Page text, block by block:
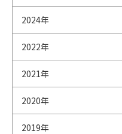
2024年
2022年
2021年
2020年
2019年